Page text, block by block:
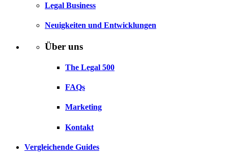
Legal Business
Neuigkeiten und Entwicklungen
Über uns
The Legal 500
FAQs
Marketing
Kontakt
Vergleichende Guides